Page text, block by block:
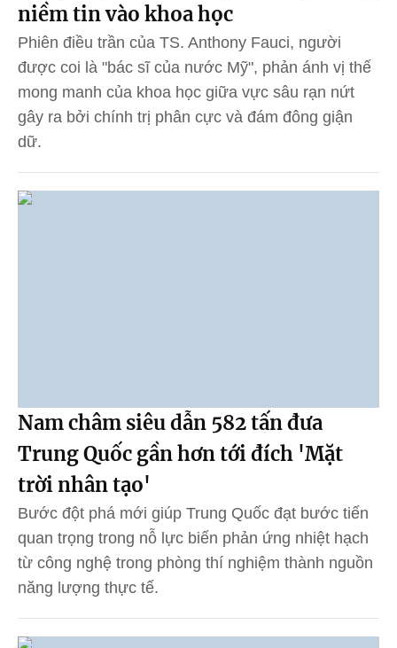
niềm tin vào khoa học
Phiên điều trần của TS. Anthony Fauci, người
được coi là "bác sĩ của nước Mỹ", phản ánh vị thế
mong manh của khoa học giữa vực sâu rạn nứt
gây ra bởi chính trị phân cực và đám đông giận
dữ.
Nam châm siêu dẫn 582 tấn đưa
Trung Quốc gần hơn tới đích 'Mặt
trời nhân tạo'
Bước đột phá mới giúp Trung Quốc đạt bước tiến
quan trọng trong nỗ lực biến phản ứng nhiệt hạch
từ công nghệ trong phòng thí nghiệm thành nguồn
năng lượng thực tế.